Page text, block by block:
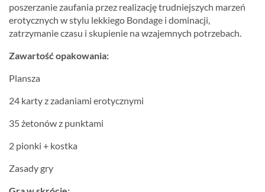
poszerzanie zaufania przez realizację trudniejszych marzeń
erotycznych w stylu lekkiego Bondage i dominacji,
zatrzymanie czasu i skupienie na wzajemnych potrzebach.
Zawartość opakowania:
Plansza
24 karty z zadaniami erotycznymi
35 żetonów z punktami
2 pionki + kostka
Zasady gry